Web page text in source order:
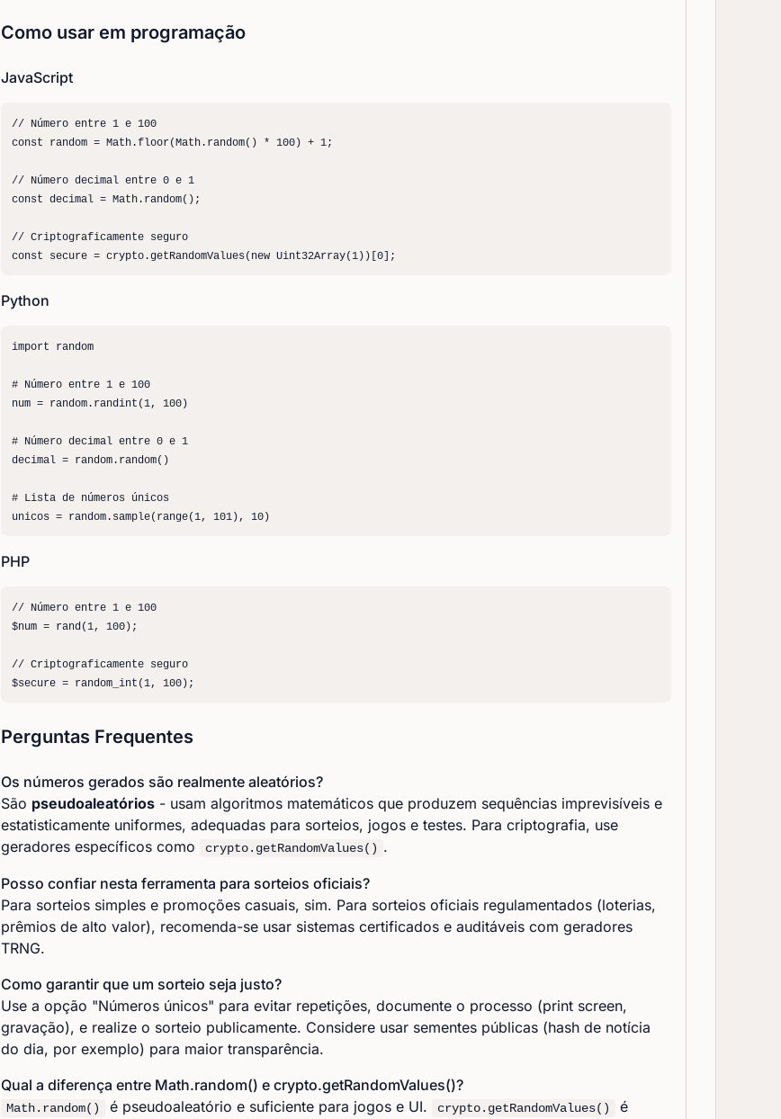
Como usar em programação
JavaScript
// Número entre 1 e 100
const random = Math.floor(Math.random() * 100) + 1;
// Número decimal entre 0 e 1
const decimal = Math.random();
// Criptograficamente seguro
const secure = crypto.getRandomValues(new Uint32Array(1))[0];
Python
import random
# Número entre 1 e 100
num = random.randint(1, 100)
# Número decimal entre 0 e 1
decimal = random.random()
# Lista de números únicos
unicos = random.sample(range(1, 101), 10)
PHP
// Número entre 1 e 100
$num = rand(1, 100);
// Criptograficamente seguro
$secure = random_int(1, 100);
Perguntas Frequentes
Os números gerados são realmente aleatórios?
São pseudoaleatórios- usam algoritmos matemáticos que produzem sequências imprevisíveis e
estatisticamente uniformes, adequadas para sorteios, jogos e testes. Para criptografia, use
geradores específicos como
crypto.getRandomValues() .
Posso confiar nesta ferramenta para sorteios oficiais?
Para sorteios simples e promoções casuais, sim. Para sorteios oficiais regulamentados (loterias,
prêmios de alto valor), recomenda-se usar sistemas certificados e auditáveis com geradores
TRNG.
Como garantir que um sorteio seja justo?
Use a opção "Números únicos" para evitar repetições, documente o processo (print screen,
gravação), e realize o sorteio publicamente. Considere usar sementes públicas (hash de notícia
do dia, por exemplo) para maior transparência.
Qual a diferença entre Math.random() e crypto.getRandomValues()?
Math.random() é pseudoaleatório e suficiente para jogos e UI. crypto.getRandomValues() é